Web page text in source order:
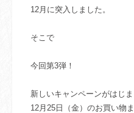
12月に突入しました。
そこで
今回第3弾！
新しいキャンペーンがはじ
12月25日（金）のお買い物